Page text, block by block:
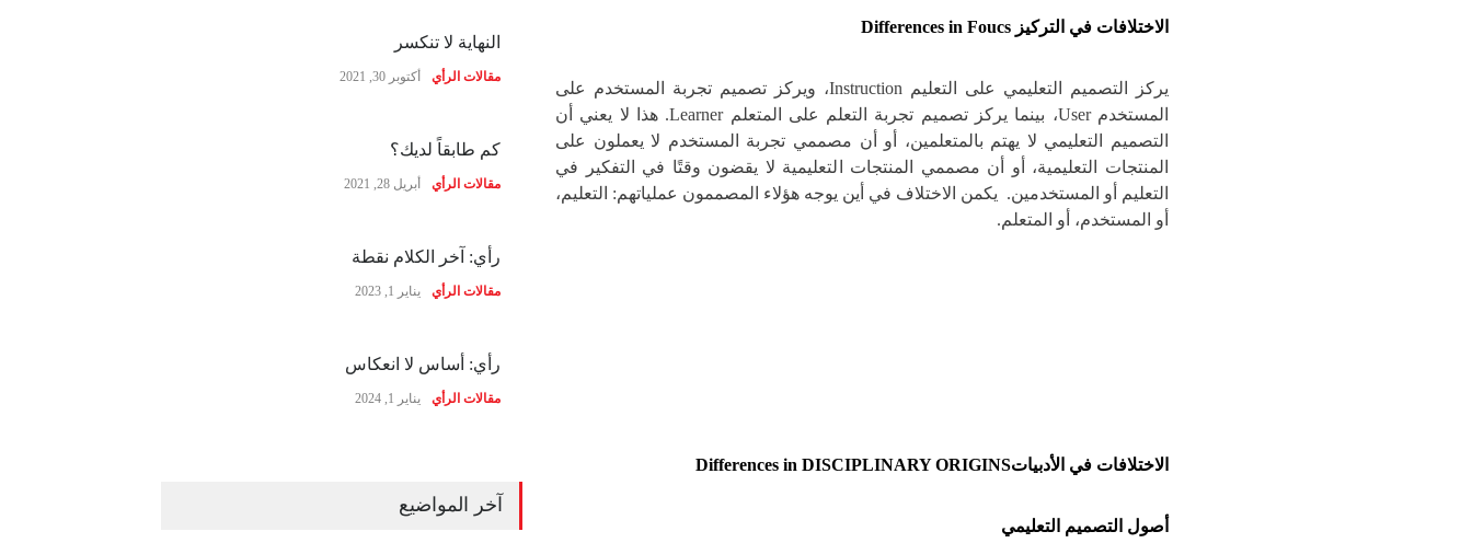
الاختلافات في التركيز Differences in Foucs
يركز التصميم التعليمي على التعليم Instruction، ويركز تصميم تجربة المستخدم على
المستخدم User، بينما يركز تصميم تجربة التعلم على المتعلم Learner. هذا لا يعني أن
التصميم التعليمي لا يهتم بالمتعلمين، أو أن مصممي تجربة المستخدم لا يعملون على
المنتجات التعليمية، أو أن مصممي المنتجات التعليمية لا يقضون وقتًا في التفكير في
التعليم أو المستخدمين. يكمن الاختلاف في أين يوجه هؤلاء المصممون عملياتهم: التعليم،
أو المستخدم، أو المتعلم.
الاختلافات في الأدبياتDifferences in DISCIPLINARY ORIGINS
أصول التصميم التعليمي
النهاية لا تنكسر
مقالات الرأي أكتوبر 30, 2021
كم طابقاً لديك؟
مقالات الرأي أبريل 28, 2021
رأي: آخر الكلام نقطة
مقالات الرأي يناير 1, 2023
رأي: أساس لا انعكاس
مقالات الرأي يناير 1, 2024
آخر المواضيع